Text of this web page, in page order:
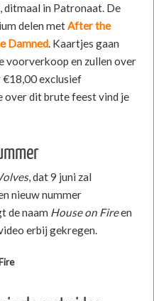
ditmaal in Patronaat. De
delen metAfter the
Damned. Kaartjes gaan
voorverkoop en zullen over
exclusief
dit brute feest vind je
, dat 9 juni zal
nieuw nummer
de naam House on Fireen
erbij gekregen.